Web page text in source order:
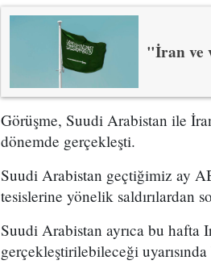
"İran ve
Görüşme, Suudi Arabistan ile
dönemde gerçekleşti.
Suudi Arabistan geçtiğimiz ay
tesislerine yönelik saldırılardan
Suudi Arabistan ayrıca bu hafta
gerçekleştirilebileceği